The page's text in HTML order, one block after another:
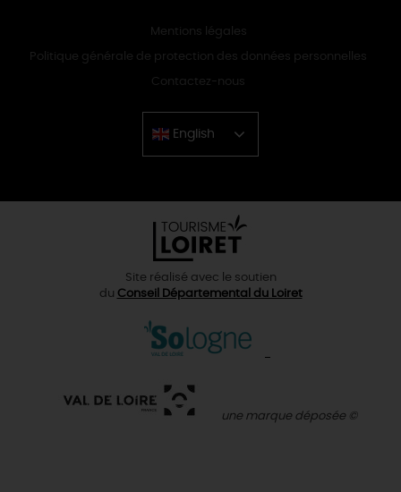
Mentions légales
Politique générale de protection des données personnelles
Contactez-nous
English
Chinese
Site réalisé avec le soutien
du Conseil Départemental du Loiret
une marque déposée ©